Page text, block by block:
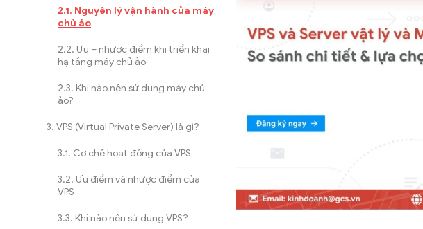
Nguyên lý vận hành của máy
chủ ảo
Ưu – nhược điểm khi triển khai
hạ tầng máy chủ ảo
Khi nào nên sử dụng máy chủ
ảo?
VPS (Virtual Private Server) là gì?
Cơ chế hoạt động của VPS
Ưu điểm và nhược điểm của
VPS
Khi nào nên sử dụng VPS?